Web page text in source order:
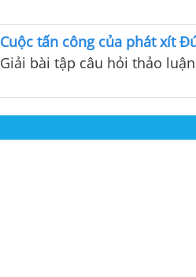
Cuộc tấn công của phát xít
Giải bài tập câu hỏi thảo